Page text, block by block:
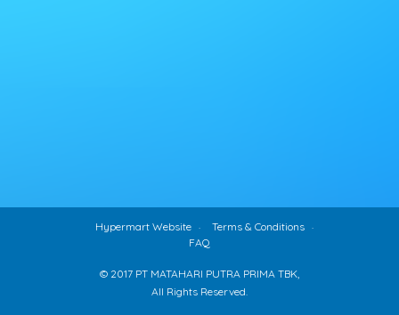
Hypermart Website
Terms & Conditions
FAQ
© 2017 PT MATAHARI PUTRA PRIMA TBK,
All Rights Reserved.